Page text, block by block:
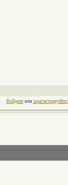
Войдитеили